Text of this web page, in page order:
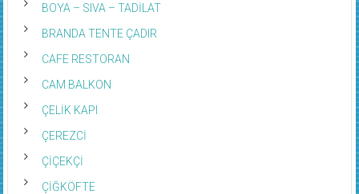
BOYA – SIVA – TADİLAT
BRANDA TENTE ÇADIR
CAFE RESTORAN
CAM BALKON
ÇELİK KAPI
ÇEREZCİ
ÇİÇEKÇİ
ÇİĞKÖFTE